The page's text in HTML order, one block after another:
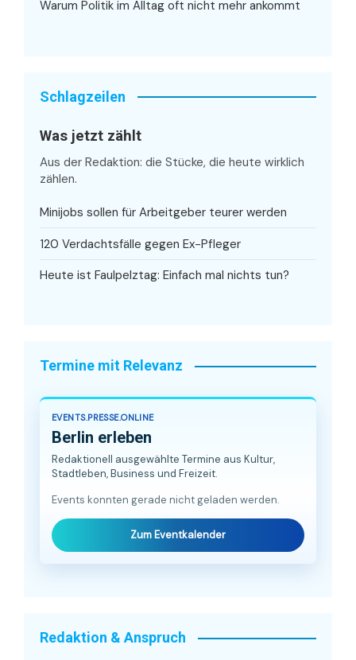
Warum Politik im Alltag oft nicht mehr ankommt
Schlagzeilen
Was jetzt zählt
Aus der Redaktion: die Stücke, die heute wirklich
zählen.
Minijobs sollen für Arbeitgeber teurer werden
120 Verdachtsfälle gegen Ex-Pfleger
Heute ist Faulpelztag: Einfach mal nichts tun?
Termine mit Relevanz
EVENTS.PRESSE.ONLINE
Berlin erleben
Redaktionell ausgewählte Termine aus Kultur,
Stadtleben, Business und Freizeit.
Events konnten gerade nicht geladen werden.
Zum Eventkalender
Redaktion & Anspruch